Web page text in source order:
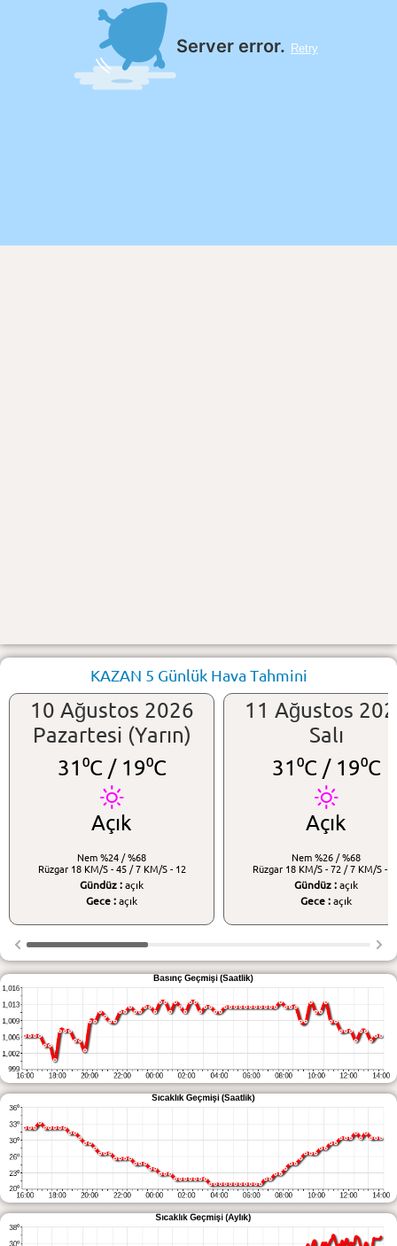
KAZAN 5 Günlük Hava Tahmini
10 Ağustos 2026
Pazartesi (Yarın)
31⁰C /19⁰C
Açık
Nem %24 / %68
Rüzgar 18 KM/S - 45 / 7 KM/S - 12
Gündüz : açık
Gece : açık
11 Ağustos
Salı
31⁰C /19⁰C
Açık
Nem %26 / %68
Rüzgar 18 KM/S - 72 / 7 KM/S -
Gündüz : açık
Gece : açık